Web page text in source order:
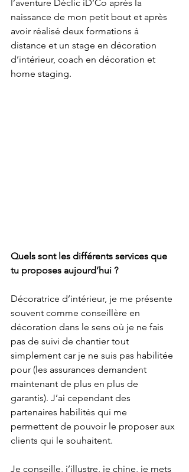
l’aventure Déclic iD’Co après la
naissance de mon petit bout et après
avoir réalisé deux formations à
distance et un stage en décoration
d’intérieur, coach en décoration et
home staging.
Quels sont les différents services que
tu proposes aujourd’hui ?
Décoratrice d’intérieur, je me présente
souvent comme conseillère en
décoration dans le sens où je ne fais
pas de suivi de chantier tout
simplement car je ne suis pas habilitée
pour (les assurances demandent
maintenant de plus en plus de
garantis). J’ai cependant des
partenaires habilités qui me
permettent de pouvoir le proposer aux
clients qui le souhaitent.
Je conseille, j’illustre, je chine, je mets